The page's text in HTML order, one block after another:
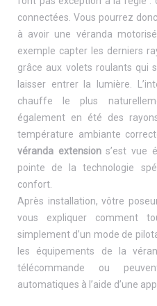
connectées. Vous pourrez
à avoir une véranda
exemple capter les derniers
grâce aux volets roulants qui
laisser entrer la lumière.
chauffe le plus
également en été des
température ambiante
véranda extensions’est vue
pointe de la technologie
confort.
Après installation, vôtre
vous expliquer comment
simplement d’un mode de
les équipements de la
télécommande ou
automatiques à l’aide d’une